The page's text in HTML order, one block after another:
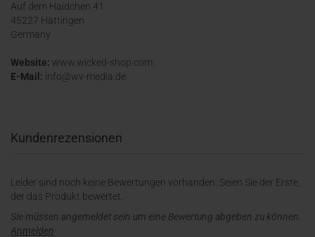
Auf dem Haidchen 41
45227 Hattingen
Germany
Website: www.wicked-shop.com
E-Mail: info@wv-media.de
Kundenrezensionen
Leider sind noch keine Bewertungen vorhanden. Seien Sie der Erste,
der das Produkt bewertet.
Sie müssen angemeldet sein um eine Bewertung abgeben zu können.
Anmelden